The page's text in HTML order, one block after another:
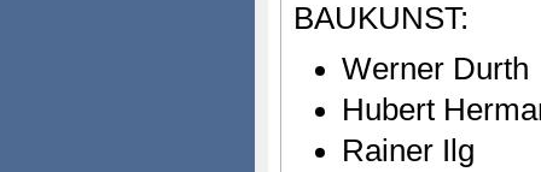
BAUKUNST:
Werner Durth
Hubert
Rainer Ilg